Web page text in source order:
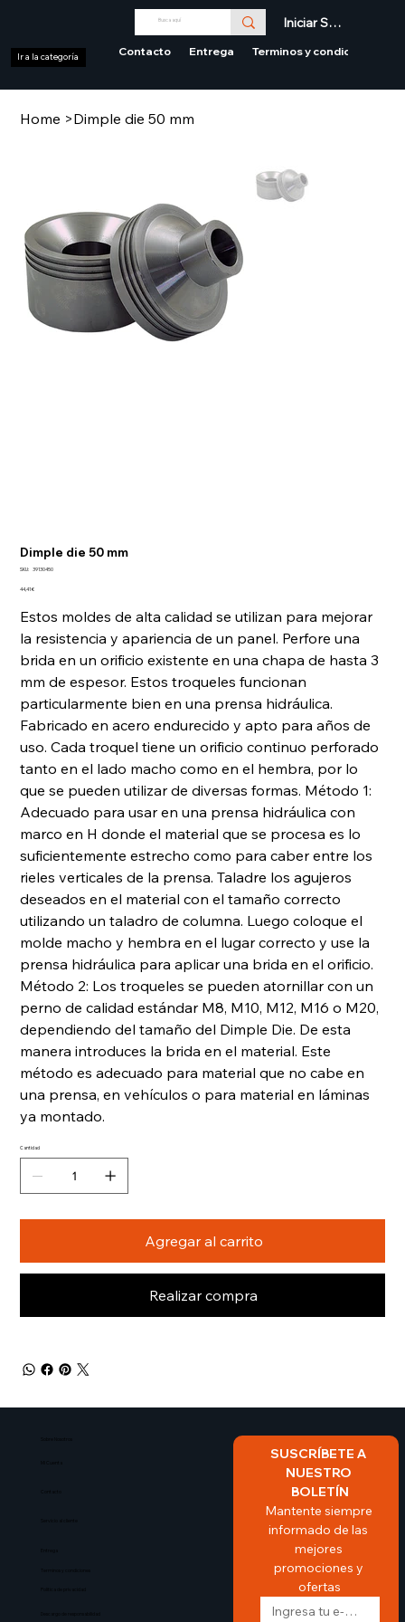
Iniciar Sesión
Contacto Entrega Terminos y condiciones
Ir a la categoría
Home >Dimple die 50 mm
Dimple die 50 mm
SKU:
SKU
39130450
Precio
44,41 €
Estos moldes de alta calidad se utilizan para mejorar
la resistencia y apariencia de un panel. Perfore una
brida en un orificio existente en una chapa de hasta 3
mm de espesor. Estos troqueles funcionan
particularmente bien en una prensa hidráulica.
Fabricado en acero endurecido y apto para años de
uso. Cada troquel tiene un orificio continuo perforado
tanto en el lado macho como en el hembra, por lo
que se pueden utilizar de diversas formas. Método 1:
Adecuado para usar en una prensa hidráulica con
marco en H donde el material que se procesa es lo
suficientemente estrecho como para caber entre los
rieles verticales de la prensa. Taladre los agujeros
deseados en el material con el tamaño correcto
utilizando un taladro de columna. Luego coloque el
molde macho y hembra en el lugar correcto y use la
prensa hidráulica para aplicar una brida en el orificio.
Método 2: Los troqueles se pueden atornillar con un
perno de calidad estándar M8, M10, M12, M16 o M20,
dependiendo del tamaño del Dimple Die. De esta
manera introduces la brida en el material. Este
método es adecuado para material que no cabe en
una prensa, en vehículos o para material en láminas
ya montado.
Cantidad
Agregar al carrito
Realizar compra
Mi Cuenta
Contacto
Entrega
Politica de privacidad
SUSCRÍBETE A
NUESTRO
BOLETÍN
Mantente siempre
informado de las
mejores
promociones y
ofertas